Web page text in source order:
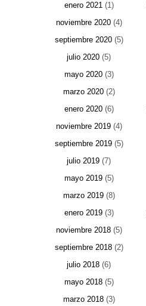
enero 2021(1)
noviembre 2020(4)
septiembre 2020(5)
julio 2020 (5)
mayo 2020(3)
marzo 2020(2)
enero 2020(6)
noviembre 2019(4)
septiembre 2019(5)
julio 2019 (7)
mayo 2019(5)
marzo 2019(8)
enero 2019(3)
noviembre 2018(5)
septiembre 2018(2)
julio 2018 (6)
mayo 2018(5)
marzo 2018(3)